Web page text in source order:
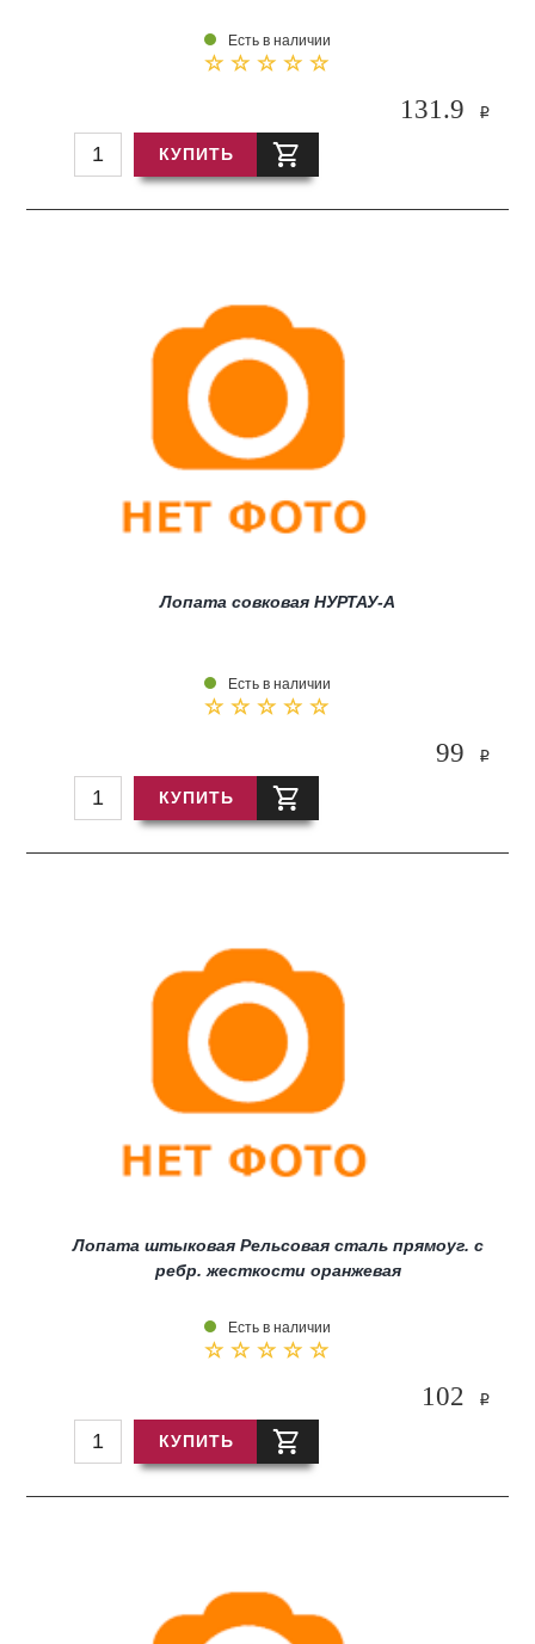
Есть в наличии
131.9 i
КУПИТЬ
Лопата совковая НУРТАУ-А
Есть в наличии
99 i
КУПИТЬ
Лопата штыковая Рельсовая сталь прямоуг. с
ребр. жесткости оранжевая
Есть в наличии
102 i
КУПИТЬ